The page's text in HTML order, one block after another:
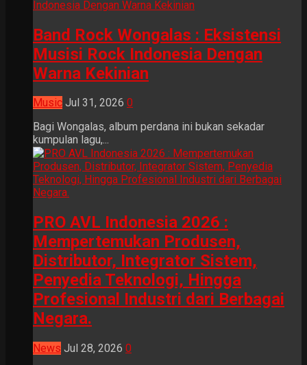
Band Rock Wongalas : Eksistensi
Musisi Rock Indonesia Dengan
Warna Kekinian
Music Jul 31, 2026 0
Bagi Wongalas, album perdana ini bukan sekadar
kumpulan lagu,...
PRO AVL Indonesia 2026 :
Mempertemukan Produsen,
Distributor, Integrator Sistem,
Penyedia Teknologi, Hingga
Profesional Industri dari Berbagai
Negara.
News Jul 28, 2026 0